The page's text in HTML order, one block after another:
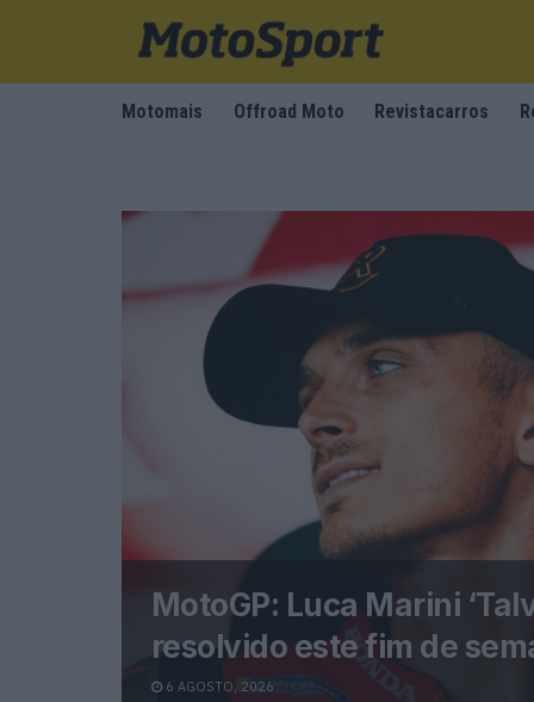
Motomais Offroad Moto Revistacarros
MotoGP: Luca Marini
resolvido este fim de
6 AGOSTO, 2026